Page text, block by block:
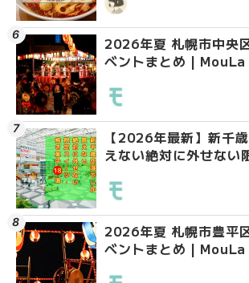
2026年夏 札幌市中央
ベントまとめ |
【2026年最新】新千
えない絶対に外せない
焼き菓子18選 |
2026年夏 札幌市豊平
ベントまとめ |
2026
ント
2026
ベン
2026
ベン
2026
ベン
札幌
め専
新
【
えな
焼